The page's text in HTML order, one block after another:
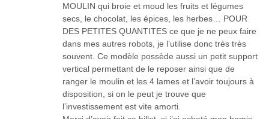
MOULIN qui broie et moud les fruits et légumes
secs, le chocolat, les épices, les herbes… POUR
DES PETITES QUANTITES ce que je ne peux faire
dans mes autres robots, je l’utilise donc très très
souvent. Ce modèle possède aussi un petit support
vertical permettant de le reposer ainsi que de
ranger le moulin et les 4 lames et l’avoir toujours à
disposition, si on le peut je trouve que
l’investissement est vite amorti.